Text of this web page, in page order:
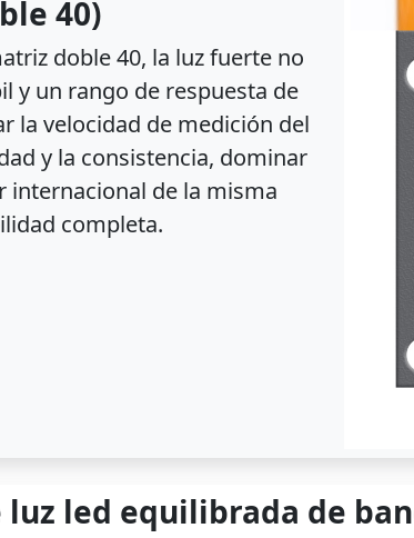
40)
doble 40, la luz fuerte no
y un rango de respuesta de
la velocidad de medición del
y la consistencia, dominar
internacional de la misma
completa.
led equilibrada de